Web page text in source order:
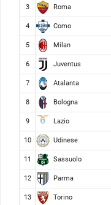
3 Roma
4 Como
5 Milan
6 Juventus
7 Atalanta
8 Bologna
9 Lazio
10 Udinese
11 Sassuolo
12 Parma
13 Torino